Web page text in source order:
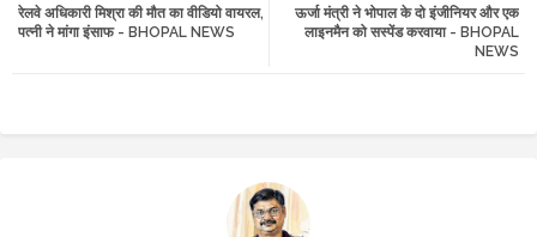
tte ats
ऊर्जा मंत्री ने भोपाल के दो इंजीनियर और एक
लाइनमैन को सस्पेंड करवाया - BHOPAL
NEWS
रेलवे अधिकारी मिश्रा की मौत का वीडियो वायरल,
पत्नी ने मांगा इंसाफ - BHOPAL NEWS